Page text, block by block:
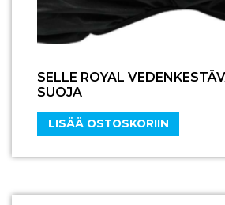
SELLE ROYAL
SUOJA
LISÄÄ OSTOSKORIIN